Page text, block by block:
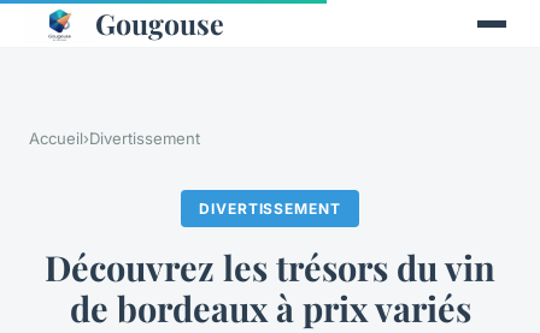
Gougouse
Accueil›Divertissement
DIVERTISSEMENT
Découvrez les trésors du vin
de bordeaux à prix variés